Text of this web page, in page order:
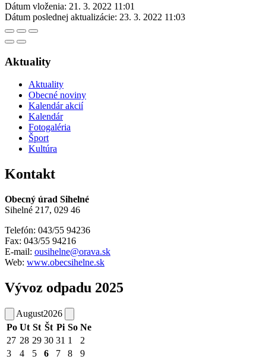
Dátum vloženia: 21. 3. 2022 11:01
Dátum poslednej aktualizácie: 23. 3. 2022 11:03
Aktuality
Aktuality
Obecné noviny
Kalendár akcií
Kalendár
Fotogaléria
Šport
Kultúra
Kontakt
Obecný úrad Sihelné
Sihelné 217, 029 46
Telefón: 043/55 94236
Fax: 043/55 94216
E-mail: ousihelne@orava.sk
Web: www.obecsihelne.sk
Vývoz odpadu 2025
August2026
Po Ut St Št Pi So Ne
27 28 29 30 31 1
2
3
4 5 6 7 8
9